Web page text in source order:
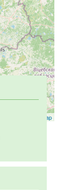
OpenStreetMap